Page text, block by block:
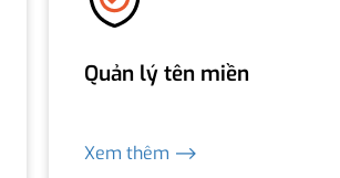
Quản lý tên miền
Xem thêm ⟶